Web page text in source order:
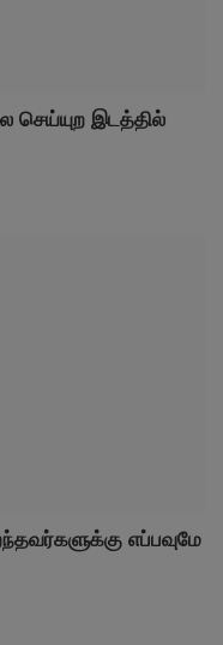
செய்யுற இடத்தில்
எப்பவுமே